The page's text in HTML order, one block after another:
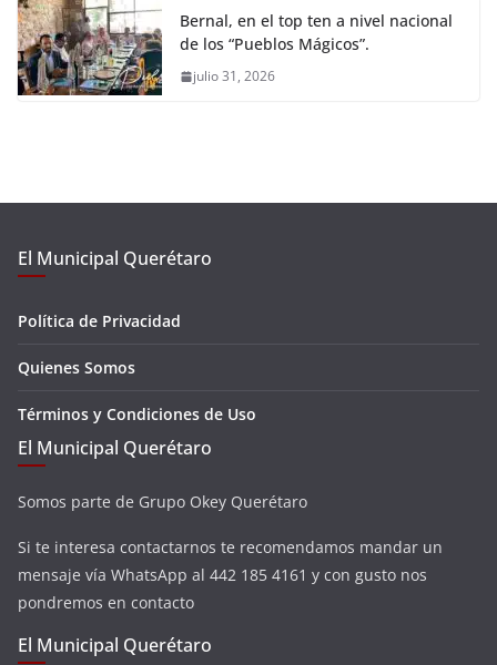
Bernal, en el top ten a nivel nacional
de los “Pueblos Mágicos”.
julio 31, 2026
El Municipal Querétaro
Política de Privacidad
Quienes Somos
Términos y Condiciones de Uso
El Municipal Querétaro
Somos parte de Grupo Okey Querétaro
Si te interesa contactarnos te recomendamos mandar un
mensaje vía WhatsApp al 442 185 4161 y con gusto nos
pondremos en contacto
El Municipal Querétaro